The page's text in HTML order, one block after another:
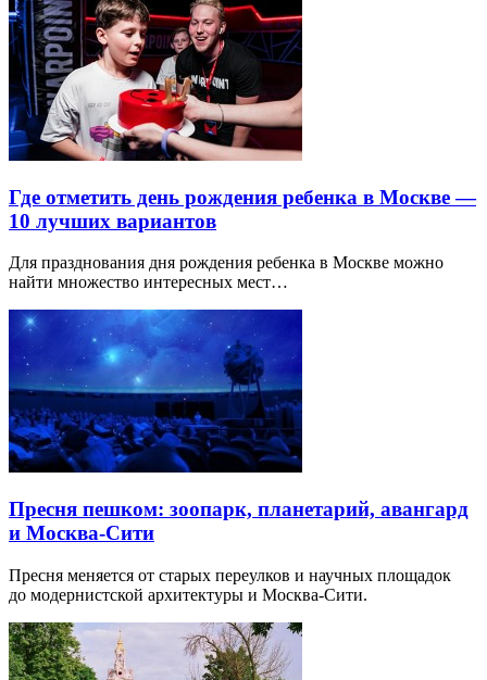
Где отметить день рождения ребенка в Москве —
10 лучших вариантов
Для празднования дня рождения ребенка в Москве можно
найти множество интересных мест…
Пресня пешком: зоопарк, планетарий, авангард
и Москва-Сити
Пресня меняется от старых переулков и научных площадок
до модернистской архитектуры и Москва-Сити.